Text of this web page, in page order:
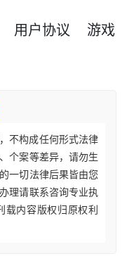
用户协议
游戏
不构成任何形式法律
个案等差异，请勿生
一切法律后果皆由您
理请联系咨询专业执
载内容版权归原权利